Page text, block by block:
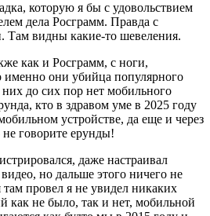
которую я бы с удовольствием
дела Росграмм. Правда с
Там видны какие-то шевеления.
как и Росграмм, с ноги,
именно они убийца популярного
до сих пор нет мобильного
кто в здравом уме в 2025 году
устройстве, да еще и через
говорите ерунды!
даже настраивал
но дальше этого ничего не
провел я не увидел никаких
как не было, так и нет, мобильной